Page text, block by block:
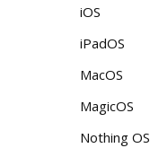
iOS
iPadOS
MacOS
MagicOS
Nothing OS